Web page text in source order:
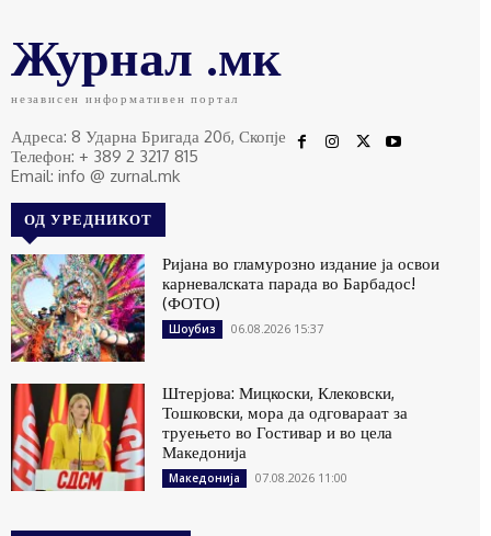
Журнал .мк
независен информативен портал
Адреса: 8 Ударна Бригада 20б, Скопје
Телефон: + 389 2 3217 815
Email: info @ zurnal.mk
ОД УРЕДНИКОТ
Ријана во гламурозно издание ја освои
карневалската парада во Барбадос!
(ФОТО)
Шоубиз 06.08.2026 15:37
Штерјова: Мицкоски, Клековски,
Тошковски, мора да одговараат за
труењето во Гостивар и во цела
Македонија
Македонија 07.08.2026 11:00